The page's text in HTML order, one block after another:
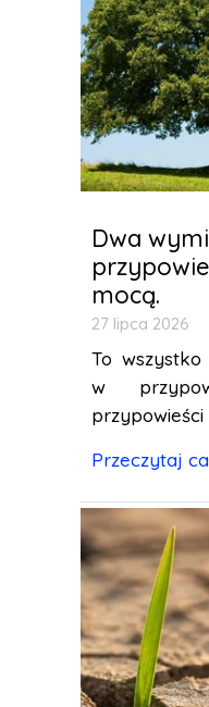
Dwa
mocą.
27 lipca 2026
To wszystko
w
przypowieści
Przeczytaj